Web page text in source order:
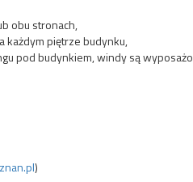
obu stronach,
każdym piętrze budynku,
pod budynkiem, windy są
)